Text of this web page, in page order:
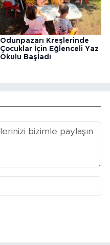
Odunpazarı Kreşlerinde
Çocuklar İçin Eğlenceli Yaz
Okulu Başladı